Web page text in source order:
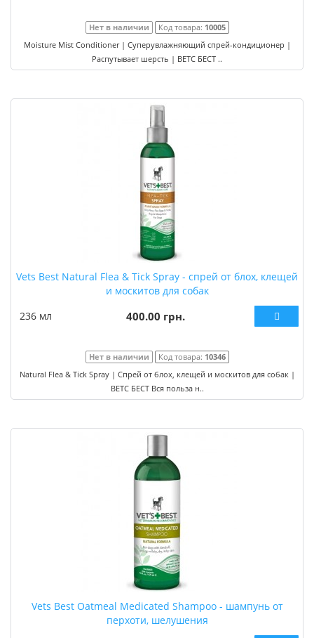
Нет в наличии Код товара: 10005
Moisture Mist Conditioner | Суперувлажняющий спрей-кондиционер |
Распутывает шерсть | ВЕТС БЕСТ ..
Vets Best Natural Flea & Tick Spray - спрей от блох, клещей
и москитов для собак
236 мл
400.00 грн.
Нет в наличии Код товара: 10346
Natural Flea & Tick Spray | Спрей от блох, клещей и москитов для собак |
ВЕТС БЕСТ Вся польза н..
Vets Best Oatmeal Medicated Shampoo - шампунь от
перхоти, шелушения